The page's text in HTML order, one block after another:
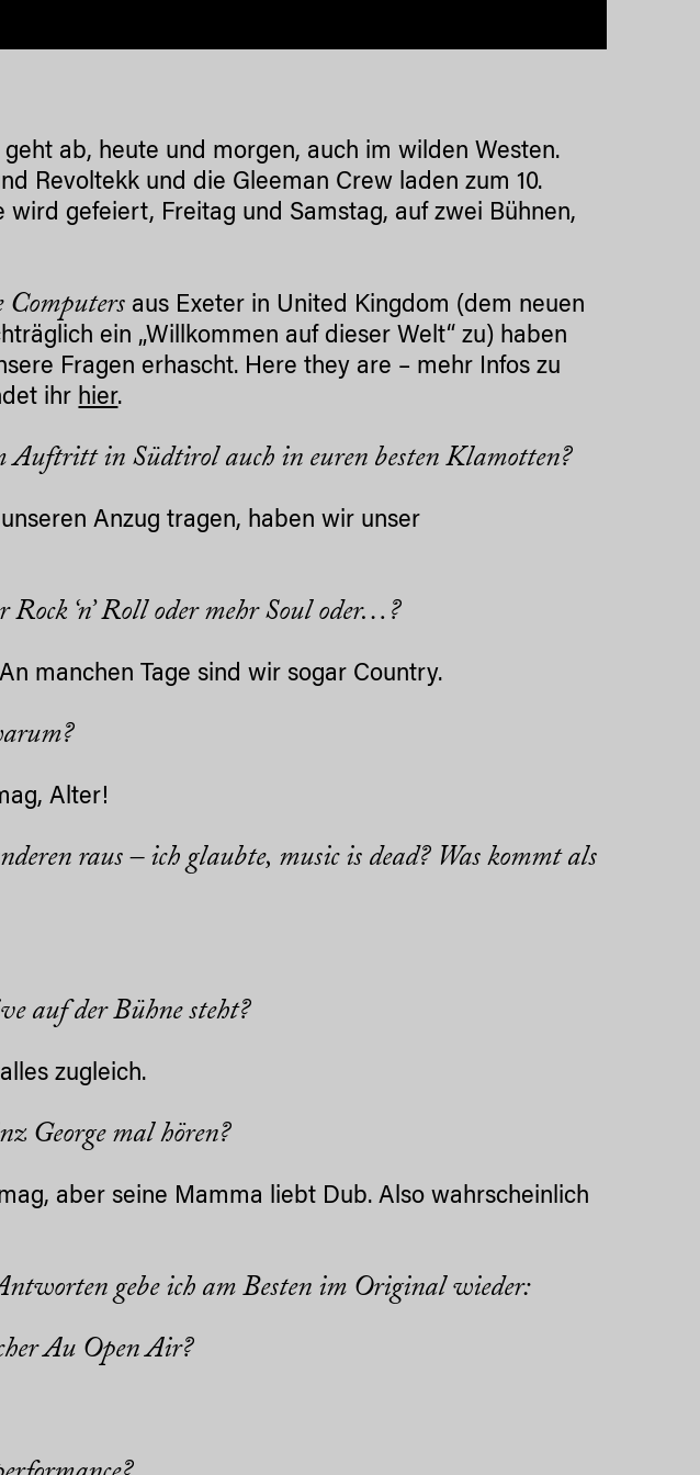
ab, heute und morgen, auch im wilden Westen.
Revoltekk und die Gleeman Crew laden zum 10.
wird gefeiert, Freitag und Samstag, auf zwei Bühnen,
Computers aus Exeter in United Kingdom (dem neuen
ein „Willkommen auf dieser Welt“ zu) haben
Fragen erhascht. Here they are – mehr Infos zu
ihr hier.
Auftritt in Südtirol auch in euren besten Klamotten?
Anzug tragen, haben wir unser
Rock ‘n’ Roll oder mehr Soul oder…?
manchen Tage sind wir sogar Country.
Alter!
raus – ich glaubte, music is dead? Was kommt als
auf der Bühne steht?
zugleich.
George mal hören?
aber seine Mamma liebt Dub. Also wahrscheinlich
gebe ich am Besten im Original wieder:
Au Open Air?